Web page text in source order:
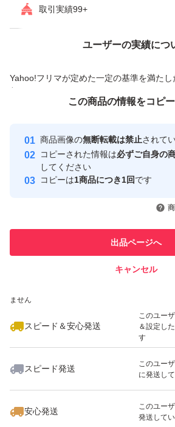
取引実績99+
ユーザーの実績につ
Yahoo!フリマが定めた一定の基準を満た
付与しています
安心取引出品者
心・安全な
取引実績
引を完了
での取引実
ません
スピード＆安心発送
このユー
＆設定し
す
スピード発送
このユー
に発送し
安心発送
このユー
発送して
価格の相談
この商品の情報をコピ
商品画像の無断転載は禁止されて
コピーされた情報は必ずご自身の
してください
コピーは1商品につき1回です
出品ページへ
キャンセル
この商品をみている人にオススメ